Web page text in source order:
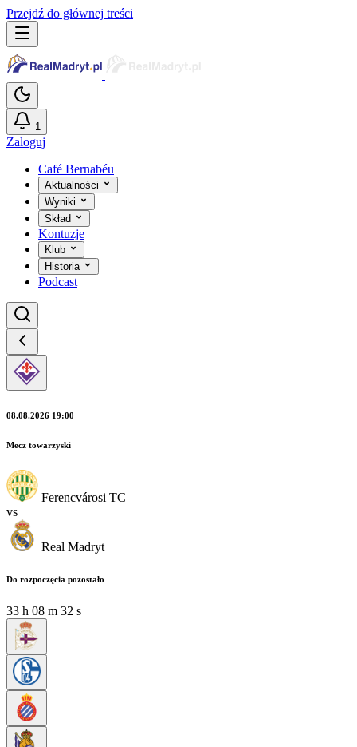
Przejdź do głównej treści
1
Zaloguj
Café Bernabéu
Aktualności
Wyniki
Skład
Kontuzje
Klub
Historia
Podcast
08.08.2026 19:00
Mecz towarzyski
Ferencvárosi TC
vs
Real Madryt
Do rozpoczęcia pozostało
33 h 08 m 30 s